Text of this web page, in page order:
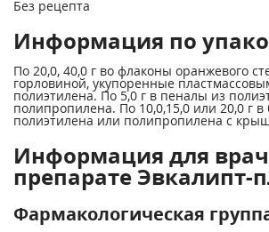
Без рецепта
Информация по
По 20,0, 40,0 г во флаконы оранжевого
горловиной, укупоренные
полиэтилена. По 5,0 г в пеналы из
полипропилена. По 10,0,15,0 или 20,0 г в
полиэтилена или полипропилена с
Информация для
препарате Эвкалипт-
Фармакологическая